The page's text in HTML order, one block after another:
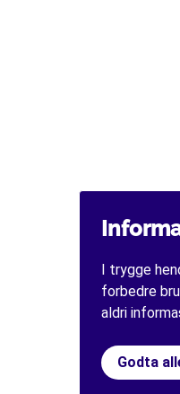
I trygge
forbedre
aldri
Godta